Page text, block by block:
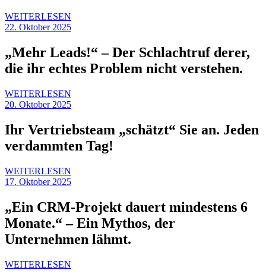
WEITERLESEN
22. Oktober 2025
„Mehr Leads!“ – Der Schlachtruf derer,
die ihr echtes Problem nicht verstehen.
WEITERLESEN
20. Oktober 2025
Ihr Vertriebsteam „schätzt“ Sie an. Jeden
verdammten Tag!
WEITERLESEN
17. Oktober 2025
„Ein CRM-Projekt dauert mindestens 6
Monate.“ – Ein Mythos, der
Unternehmen lähmt.
WEITERLESEN